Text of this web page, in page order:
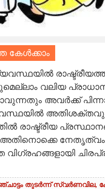
വലിയ
അവർക്ക്
അതിശക്തവും
രാഷ്ട്രീയ
അതിനൊക്കെ
വിഗ്രഹങ്ങളായി
തുടർന്ന് സ്വർണവില,